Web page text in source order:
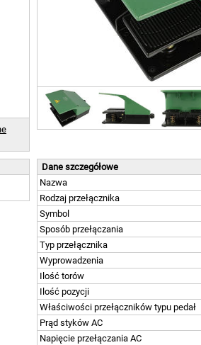
Dane szczegółowe
Nazwa
Rodzaj przełącznika
Symbol
Sposób przełączania
Typ przełącznika
Wyprowadzenia
Ilość torów
Ilość pozycji
Właściwości przełączników typu pedał
Prąd styków AC
Napięcie przełączania AC